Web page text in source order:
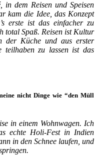
dem Reisen und Speisen
kam die Idee, das Konzept
erste ist das einfacher zu
total Spaß. Reisen ist Kultur
der Küche und aus erster
zu lassen ist das
nicht Dinge wie “den Müll
in einem Wohnwagen. Ich
echte Holi-Fest in Indien
in den Schnee laufen, und